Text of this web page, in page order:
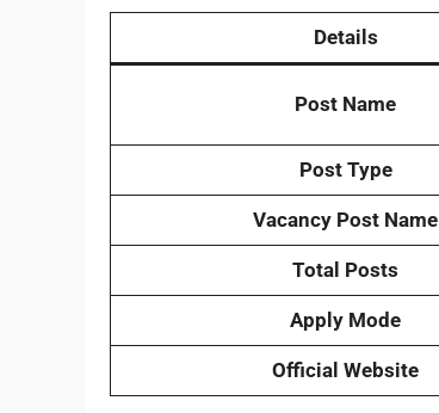
Details
Post Name
Post Type
Vacancy Post Name
Total Posts
Apply Mode
Official Website